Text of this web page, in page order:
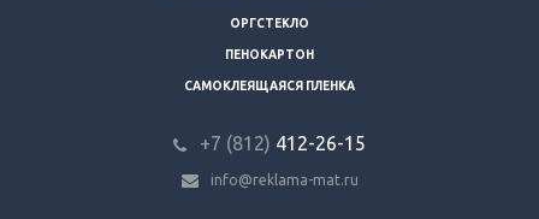
ОРГСТЕКЛО
ПЕНОКАРТОН
САМОКЛЕЯЩАЯСЯ ПЛЕНКА
+7 (812) 412-26-15
info@reklama-mat.ru